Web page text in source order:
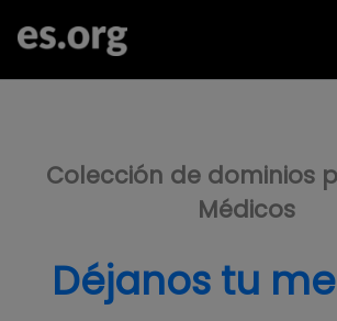
Colección de dominios
Médicos
Déjanos tu